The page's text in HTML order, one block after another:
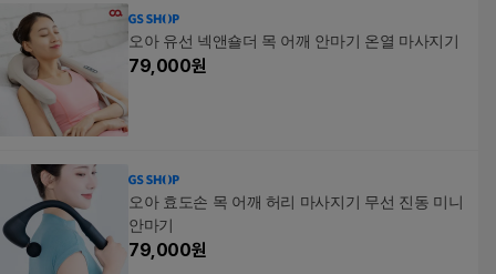
마사지기
오아 유선 넥앤숄더 목 어깨 안마기 온열 마사지기
79,000원
오아 효도손 목 어깨 허리 마사지기 무선 진동 미니
안마기
79,000원